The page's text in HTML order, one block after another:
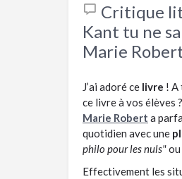
Critique
Kant tu ne
Marie
J’ai adoré ce livre ! A
ce livre à vos élèves
Marie Robert a
quotidien avec une
philo pour les nuls"
Effectivement les